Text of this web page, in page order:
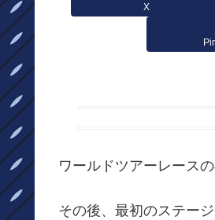
X
ワールドツアーレース
その後、最初のステー